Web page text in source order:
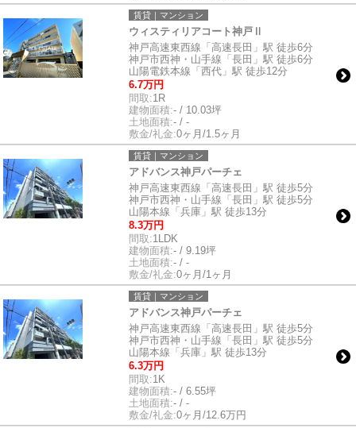
賃貸｜マンション
ウィスティリアコート神戸Ⅱ
神戸高速東西線「高速長田」駅 徒歩6分
神戸市西神・山手線「長田」駅 徒歩6分
山陽電鉄本線「西代」駅 徒歩12分
6.7万円
間取:1R
建物面積:- / 10.03坪
土地面積:- / -
敷金/礼金:0ヶ月/1.5ヶ月
賃貸｜マンション
アドバンス神戸パーチェ
神戸高速東西線「高速長田」駅 徒歩5分
神戸市西神・山手線「長田」駅 徒歩5分
山陽本線「兵庫」駅 徒歩13分
8.3万円
間取:1LDK
建物面積:- / 9.19坪
土地面積:- / -
敷金/礼金:0ヶ月/1ヶ月
賃貸｜マンション
アドバンス神戸パーチェ
神戸高速東西線「高速長田」駅 徒歩5分
神戸市西神・山手線「長田」駅 徒歩5分
山陽本線「兵庫」駅 徒歩13分
6.3万円
間取:1K
建物面積:- / 6.55坪
土地面積:- / -
敷金/礼金:0ヶ月/12.6万円